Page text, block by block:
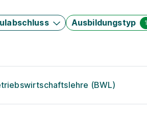
Ausbildungstyp 1
(BWL)